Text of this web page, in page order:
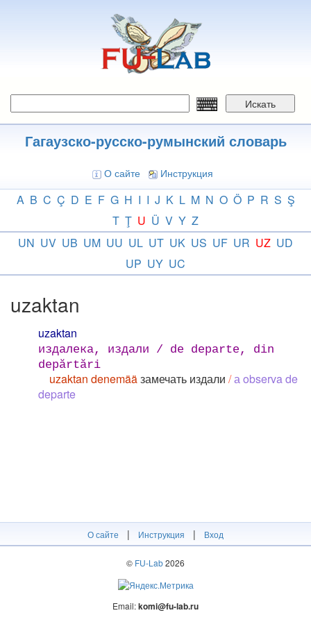
Искать
Гагаузско-русско-румынский словарь
О сайте Инструкция
A B C Ç D E F G H I I J K L M N O Ö P R S Ş
T Ţ U Ü V Y Z
UN UV UB UM UU UL UT UK US UF UR UZ UD
UP UY UC
uzaktan
uzaktan
издалека, издали / de departe, din
depărtări
uzaktan denemääзамечать издали /а observa de
departe
О сайте | Инструкция | Вход
© FU-Lab2026
Email:komi@fu-lab.ru